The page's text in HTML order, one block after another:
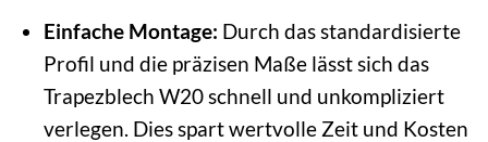
Einfache Montage: Durch das standardisierte
Profil und die präzisen Maße lässt sich das
Trapezblech W20 schnell und unkompliziert
verlegen. Dies spart wertvolle Zeit und Kosten